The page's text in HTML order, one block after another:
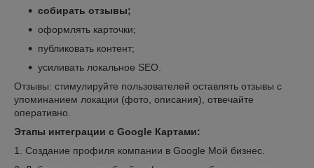
собирать отзывы;
оформлять карточки;
публиковать контент;
усиливать локальное SEO.
Отзывы: стимулируйте пользователей оставлять отзывы с
упоминанием локации (фото, описания), отвечайте
оперативно.
Этапы интеграции с Google Картами:
1. Создание профиля компании в Google Мой бизнес.